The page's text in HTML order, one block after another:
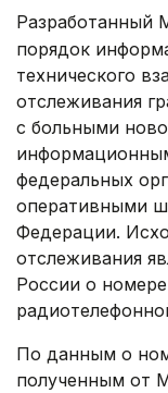
Разработанный
порядок
технического
отслеживания
с больными
федеральных
оперативными
Федерации.
отслеживания
России о
По данным о
полученным от